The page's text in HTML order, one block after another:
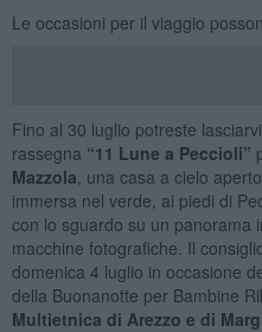
Le occasioni per il viaggio
Fino al 30 luglio potreste
rassegna “11 Lune a Peccioli”
Mazzola , una casa a cielo
immersa nel verde, ai piedi di
con lo sguardo su un panorama
macchine fotografiche. Il
domenica 4 luglio in occasione
della Buonanotte per Bambine
Multietnica di Arezzo e di